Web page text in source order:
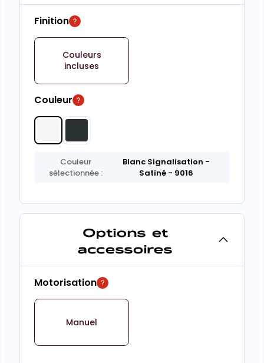
Finition
Couleurs
incluses
Couleur
Couleur
sélectionnée :
Blanc Signalisation -
Satiné - 9016
Options et
accessoires
Motorisation
Manuel